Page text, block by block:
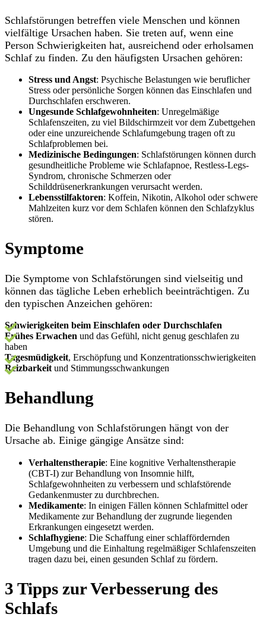
Schlafstörungen betreffen viele Menschen und können
vielfältige Ursachen haben. Sie treten auf, wenn eine
Person Schwierigkeiten hat, ausreichend oder erholsamen
Schlaf zu finden. Zu den häufigsten Ursachen gehören:
Stress und Angst: Psychische Belastungen wie beruflicher
Stress oder persönliche Sorgen können das Einschlafen und
Durchschlafen erschweren.
Ungesunde Schlafgewohnheiten: Unregelmäßige
Schlafenszeiten, zu viel Bildschirmzeit vor dem Zubettgehen
oder eine unzureichende Schlafumgebung tragen oft zu
Schlafproblemen bei.
Medizinische Bedingungen: Schlafstörungen können durch
gesundheitliche Probleme wie Schlafapnoe, Restless-Legs-
Syndrom, chronische Schmerzen oder
Schilddrüsenerkrankungen verursacht werden.
Lebensstilfaktoren: Koffein, Nikotin, Alkohol oder schwere
Mahlzeiten kurz vor dem Schlafen können den Schlafzyklus
stören.
Symptome
Die Symptome von Schlafstörungen sind vielseitig und
können das tägliche Leben erheblich beeinträchtigen. Zu
den typischen Anzeichen gehören:
Schwierigkeiten beim Einschlafen oder Durchschlafen
Frühes Erwachen und das Gefühl, nicht genug geschlafen zu
haben
Tagesmüdigkeit, Erschöpfung und Konzentrationsschwierigkeiten
Reizbarkeitund Stimmungsschwankungen
Behandlung
Die Behandlung von Schlafstörungen hängt von der
Ursache ab. Einige gängige Ansätze sind:
Verhaltenstherapie: Eine kognitive Verhaltenstherapie
(CBT-I) zur Behandlung von Insomnie hilft,
Schlafgewohnheiten zu verbessern und schlafstörende
Gedankenmuster zu durchbrechen.
Medikamente: In einigen Fällen können Schlafmittel oder
Medikamente zur Behandlung der zugrunde liegenden
Erkrankungen eingesetzt werden.
Schlafhygiene: Die Schaffung einer schlaffördernden
Umgebung und die Einhaltung regelmäßiger Schlafenszeiten
tragen dazu bei, einen gesunden Schlaf zu fördern.
3 Tipps zur Verbesserung des
Schlafs